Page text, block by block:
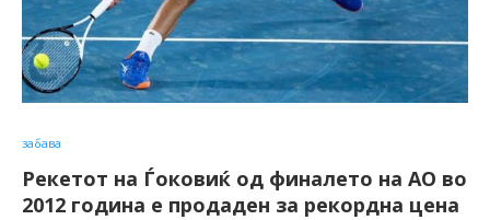
забава
Рекетот на Ѓоковиќ од финалето на АО во
2012 година е продаден за рекордна цена